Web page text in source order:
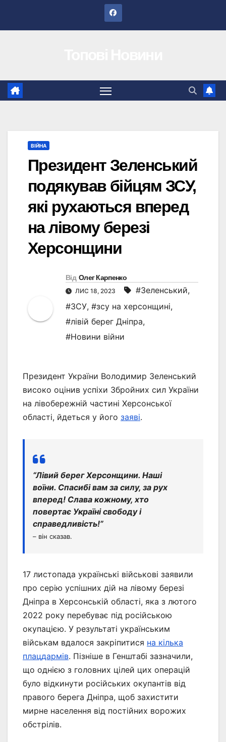
ВІЙНА
Президент Зеленський
подякував бійцям ЗСУ,
які рухаються вперед
на лівому березі
Херсонщини
Від Олег Карпенко
ЛИС 18, 2023 #Зеленський,
#ЗСУ, #зсу на херсонщині,
#лівій берег Дніпра,
#Новини війни
Президент України Володимир Зеленський
високо оцінив успіхи Збройних сил України
на лівобережній частині Херсонської
області, йдеться у його заяві.
“Лівий берег Херсонщини. Наші
воїни. Спасибі вам за силу, за рух
вперед! Слава кожному, хто
повертає Україні свободу і
справедливість!”
– він сказав.
17 листопада українські військові заявили
про серію успішних дій на лівому березі
Дніпра в Херсонській області, яка з лютого
2022 року перебуває під російською
окупацією. У результаті українським
військам вдалося закріпитися на кілька
плацдармів. Пізніше в Генштабі зазначили,
що однією з головних цілей цих операцій
було відкинути російських окупантів від
правого берега Дніпра, щоб захистити
мирне населення від постійних ворожих
обстрілів.